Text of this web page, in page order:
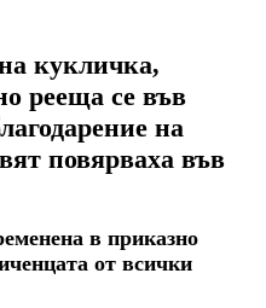
кукличка,
рееща се във
на
повярваха във
в приказно
от всички